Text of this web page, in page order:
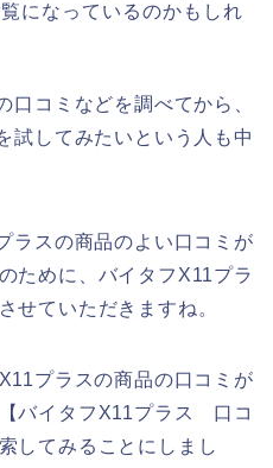
になっているのかもしれ
口コミなどを調べてから、
試してみたいという人も中
ラスの商品のよい口コミが
ために、バイタフX11プラ
せていただきますね。
プラスの商品の口コミが
バイタフX11プラス 口コ
してみることにしまし